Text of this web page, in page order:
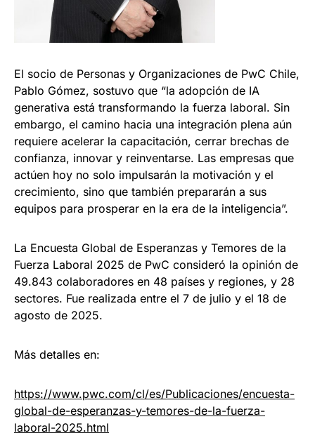
El socio de Personas y Organizaciones de PwC Chile,
Pablo Gómez, sostuvo que “la adopción de IA
generativa está transformando la fuerza laboral. Sin
embargo, el camino hacia una integración plena aún
requiere acelerar la capacitación, cerrar brechas de
confianza, innovar y reinventarse. Las empresas que
actúen hoy no solo impulsarán la motivación y el
crecimiento, sino que también prepararán a sus
equipos para prosperar en la era de la inteligencia”.
La Encuesta Global de Esperanzas y Temores de la
Fuerza Laboral 2025 de PwC consideró la opinión de
49.843 colaboradores en 48 países y regiones, y 28
sectores. Fue realizada entre el 7 de julio y el 18 de
agosto de 2025.
Más detalles en:
https://www.pwc.com/cl/es/Publicaciones/encuesta-
global-de-esperanzas-y-temores-de-la-fuerza-
laboral-2025.html